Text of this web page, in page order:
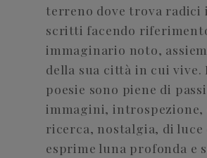
terreno dove trova radici
scritti facendo
immaginario noto,
della sua città in cui vive.
poesie sono piene di
immagini, introspezione,
ricerca, nostalgia, di luce
esprime luna profonda e